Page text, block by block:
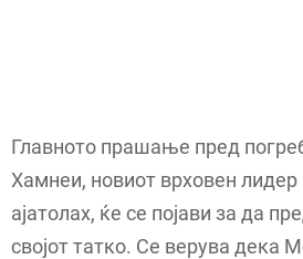
Главното прашање пред
Хамнеи, новиот врховен лидер
ајатолах, ќе се појави за да
својот татко. Се верува дека